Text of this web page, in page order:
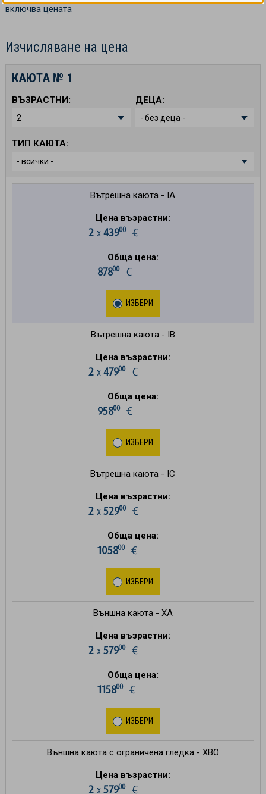
включва цената
Изчисляване на цена
КАЮТА № 1
ВЪЗРАСТНИ: ДЕЦА:
ТИП КАЮТА:
Вътрешна каюта - IA
Цена възрастни:
2 х 43900€
Обща цена:
87800€
ИЗБЕРИ
Вътрешна каюта - IB
Цена възрастни:
2 х 47900€
Обща цена:
95800€
ИЗБЕРИ
Вътрешна каюта - IC
Цена възрастни:
2 х 52900€
Обща цена:
105800€
ИЗБЕРИ
Външна каюта - XA
Цена възрастни:
2 х 57900€
Обща цена:
115800€
ИЗБЕРИ
Външна каюта с ограничена гледка - XBO
Цена възрастни:
2 х 57900€